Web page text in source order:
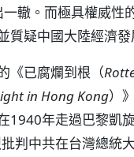
轍。而極具權威性
質疑中國大陸經濟發
《已腐爛到根（
in Hong Kong）
1940年走過巴黎凱
判中共在台灣總統